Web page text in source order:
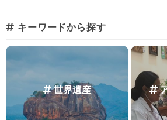
キーワードから探す
世界遺産